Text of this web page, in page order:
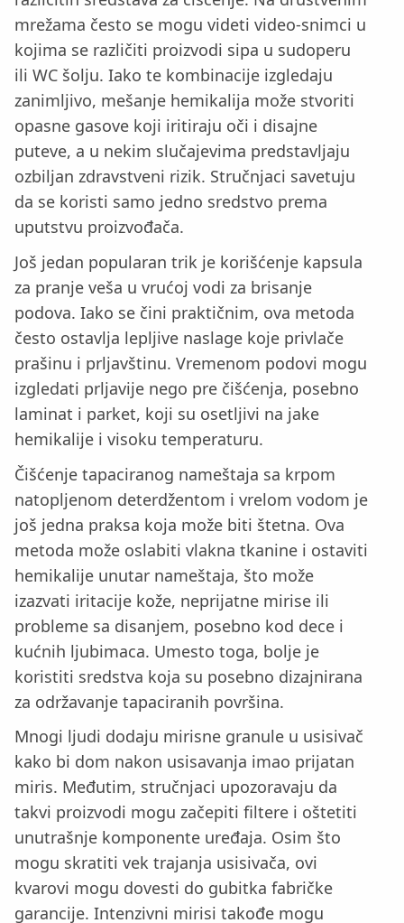
mrežama često se mogu videti video-snimci u
kojima se različiti proizvodi sipa u sudoperu
ili WC šolju. Iako te kombinacije izgledaju
zanimljivo, mešanje hemikalija može stvoriti
opasne gasove koji iritiraju oči i disajne
puteve, a u nekim slučajevima predstavljaju
ozbiljan zdravstveni rizik. Stručnjaci savetuju
da se koristi samo jedno sredstvo prema
uputstvu proizvođača.
Još jedan popularan trik je korišćenje kapsula
za pranje veša u vrućoj vodi za brisanje
podova. Iako se čini praktičnim, ova metoda
često ostavlja lepljive naslage koje privlače
prašinu i prljavštinu. Vremenom podovi mogu
izgledati prljavije nego pre čišćenja, posebno
laminat i parket, koji su osetljivi na jake
hemikalije i visoku temperaturu.
Čišćenje tapaciranog nameštaja sa krpom
natopljenom deterdžentom i vrelom vodom je
još jedna praksa koja može biti štetna. Ova
metoda može oslabiti vlakna tkanine i ostaviti
hemikalije unutar nameštaja, što može
izazvati iritacije kože, neprijatne mirise ili
probleme sa disanjem, posebno kod dece i
kućnih ljubimaca. Umesto toga, bolje je
koristiti sredstva koja su posebno dizajnirana
za održavanje tapaciranih površina.
Mnogi ljudi dodaju mirisne granule u usisivač
kako bi dom nakon usisavanja imao prijatan
miris. Međutim, stručnjaci upozoravaju da
takvi proizvodi mogu začepiti filtere i oštetiti
unutrašnje komponente uređaja. Osim što
mogu skratiti vek trajanja usisivača, ovi
kvarovi mogu dovesti do gubitka fabričke
garancije. Intenzivni mirisi takođe mogu